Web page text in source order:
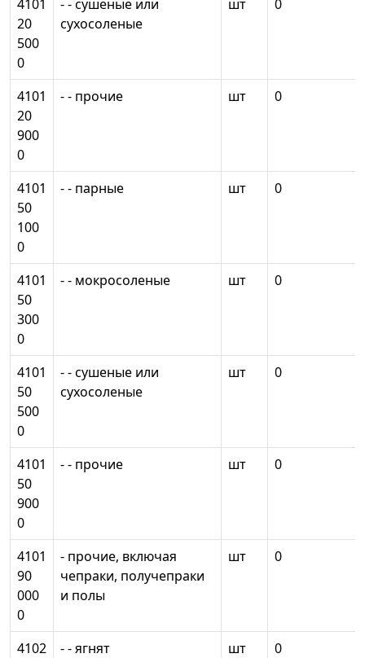
4101
20
500
0
- - сушеные или
сухосоленые
шт 0
4101
20
900
0
- - прочие шт 0
4101
50
100
0
- - парные шт 0
4101
50
300
0
- - мокросоленые шт 0
4101
50
500
0
- - сушеные или
сухосоленые
шт 0
4101
50
900
0
- - прочие шт 0
4101
90
000
0
- прочие, включая
чепраки, получепраки
и полы
шт 0
4102
- - ягнят шт 0